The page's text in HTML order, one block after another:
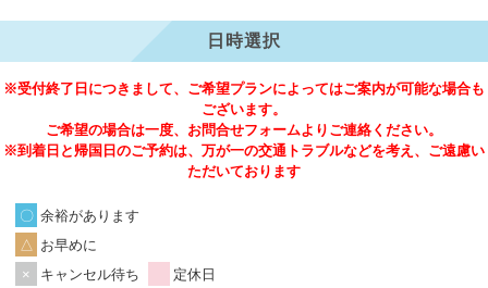
日時選択
※受付終了日につきまして、ご希望プランによってはご案内が可能な場合も
ございます。
ご希望の場合は一度、お問合せフォームよりご連絡ください。
※到着日と帰国日のご予約は、万が一の交通トラブルなどを考え、ご遠慮い
ただいております
余裕があります
お早めに
キャンセル待ち
定休日